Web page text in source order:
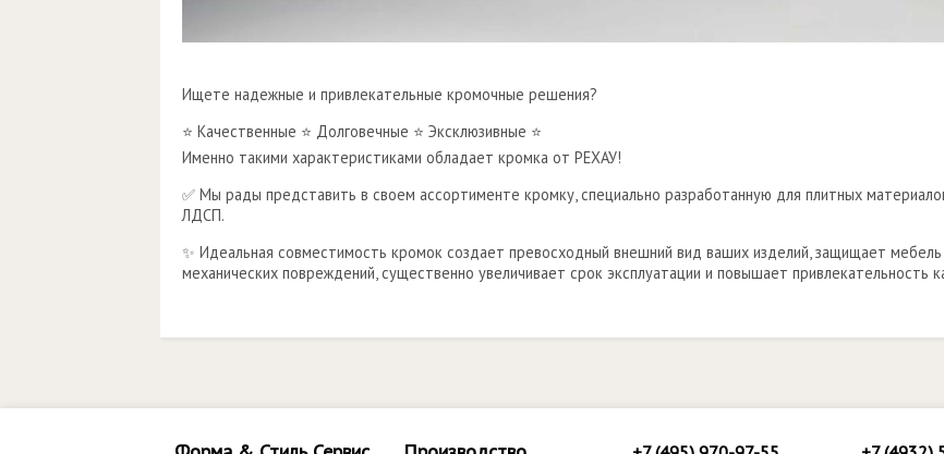
Ищете надежные и привлекательные кромочные решения?
⭐ Качественные ⭐ Долговечные ⭐ Эксклюзивные ⭐
Именно такими характеристиками обладает кромка от РЕХАУ!
✅ Мы рады представить в своем ассортименте кромку, специально разработанную для плитных
ЛДСП.
✨ Идеальная совместимость кромок создает превосходный внешний вид ваших изделий, защищает мебель
механических повреждений, существенно увеличивает срок эксплуатации и повышает привлекательность